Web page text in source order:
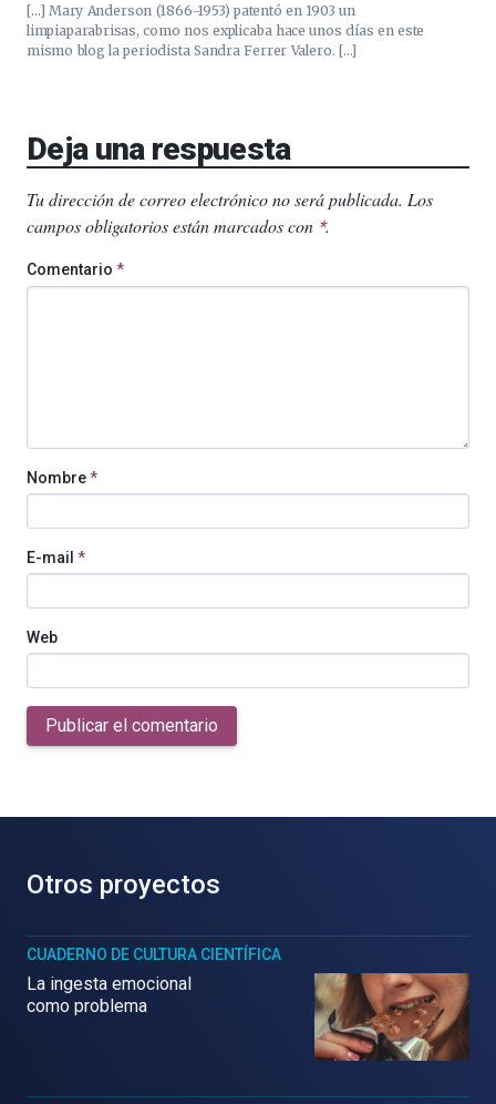
[…] Mary Anderson (1866-1953) patentó en 1903 un
limpiaparabrisas, como nos explicaba hace unos días en este
mismo blog la periodista Sandra Ferrer Valero. […]
Deja una respuesta
Tu dirección de correo electrónico no será publicada. Los
campos obligatorios están marcados con *.
Comentario *
Nombre*
E-mail *
Web
Publicar el comentario
Otros proyectos
CUADERNO DE CULTURA CIENTÍFICA
La ingesta emocional
como problema